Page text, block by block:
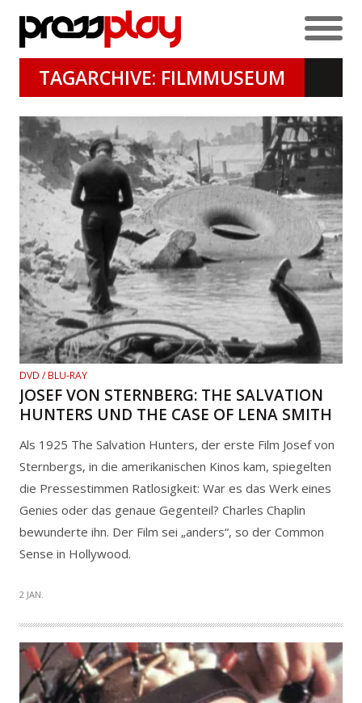
TAGARCHIVE: FILMMUSEUM
DVD / BLU-RAY
JOSEF VON STERNBERG: THE SALVATION
HUNTERS UND THE CASE OF LENA SMITH
Als 1925 The Salvation Hunters, der erste Film Josef von
Sternbergs, in die amerikanischen Kinos kam, spiegelten
die Pressestimmen Ratlosigkeit: War es das Werk eines
Genies oder das genaue Gegenteil? Charles Chaplin
bewunderte ihn. Der Film sei „anders“, so der Common
Sense in Hollywood.
2 JAN.